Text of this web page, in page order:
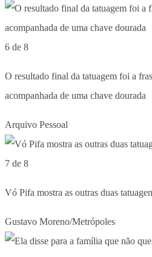
6 de 8
O resultado final da tatuagem foi a
acompanhada de uma chave dourada
Arquivo Pessoal
7 de 8
Vó Pifa mostra as outras duas
Gustavo Moreno/Metrópoles